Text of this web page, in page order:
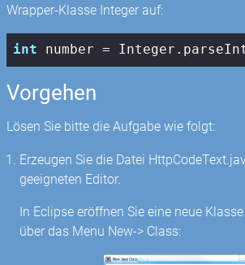
Wrapper-Klasse Integer auf:
int number =
Vorgehen
Lösen Sie bitte die Aufgabe wie folgt:
Erzeugen Sie die Datei
geeigneten Editor.
In Eclipse eröffnen Sie eine neue
über das Menu New-> Class: